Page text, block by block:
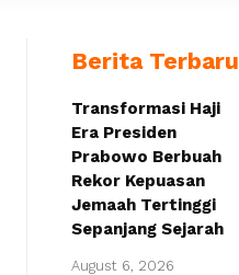
Berita Terbaru
Transformasi Haji
Era Presiden
Prabowo Berbuah
Rekor Kepuasan
Jemaah Tertinggi
Sepanjang Sejarah
August 6, 2026